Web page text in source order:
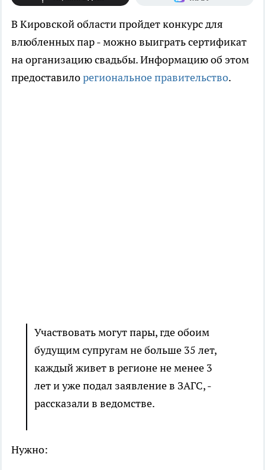
В Кировской области пройдет конкурс для
влюбленных пар - можно выиграть сертификат
на организацию свадьбы. Информацию об этом
предоставилорегиональное правительство.
Участвовать могут пары, где обоим
будущим супругам не больше 35 лет,
каждый живет в регионе не менее 3
лет и уже подал заявление в ЗАГС, -
рассказали в ведомстве.
Нужно: